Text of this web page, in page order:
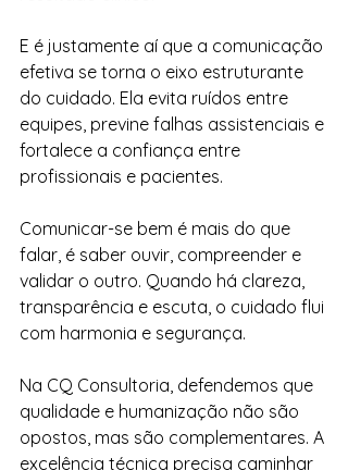
E é justamente aí que a comunicação
efetiva se torna o eixo estruturante
do cuidado. Ela evita ruídos entre
equipes, previne falhas assistenciais e
fortalece a confiança entre
profissionais e pacientes.
Comunicar-se bem é mais do que
falar, é saber ouvir, compreender e
validar o outro. Quando há clareza,
transparência e escuta, o cuidado flui
com harmonia e segurança.
Na CQ Consultoria, defendemos que
qualidade e humanização não são
opostos, mas são complementares. A
excelência técnica precisa caminhar